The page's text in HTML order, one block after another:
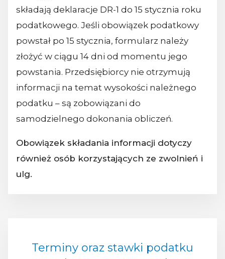
składają deklaracje DR-1 do 15 stycznia roku
podatkowego. Jeśli obowiązek podatkowy
powstał po 15 stycznia, formularz należy
złożyć w ciągu 14 dni od momentu jego
powstania. Przedsiębiorcy nie otrzymują
informacji na temat wysokości należnego
podatku – są zobowiązani do
samodzielnego dokonania obliczeń.
Obowiązek składania informacji dotyczy
również osób korzystających ze zwolnień i
ulg.
Terminy oraz stawki podatku